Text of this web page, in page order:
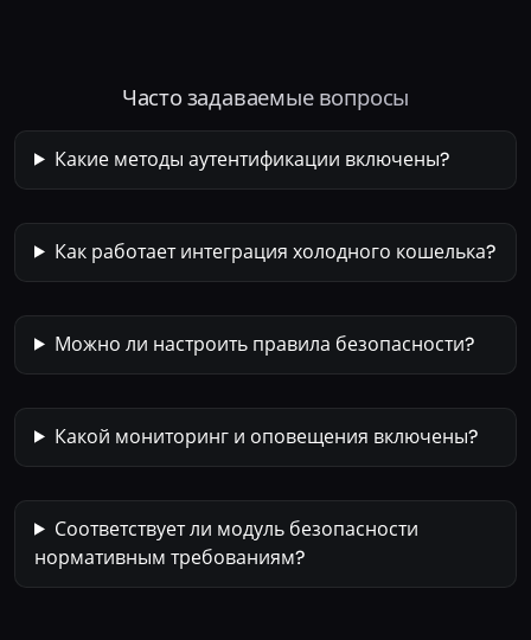
Часто задаваемые вопросы
Какие методы аутентификации включены?
Как работает интеграция холодного кошелька?
Можно ли настроить правила безопасности?
Какой мониторинг и оповещения включены?
Соответствует ли модуль безопасности
нормативным требованиям?